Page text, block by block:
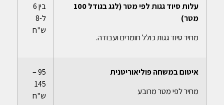
עלות סיוד גגות לפי מטר (לגג בגודל 100
מטר)
מחיר סיוד גגות כולל חומרים ועבודה.
בין 6
ל-8
ש"ח
איטום במשחה פוליאוריטנית
מחיר לפי מטר מרובע
95 –
145
ש"ח